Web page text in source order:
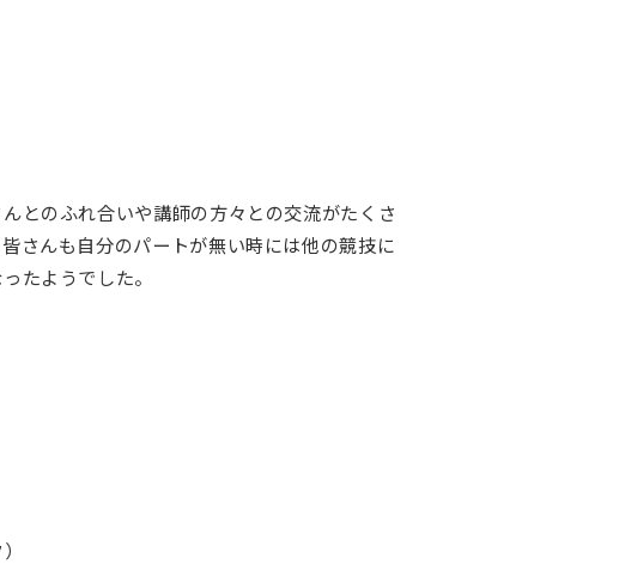
とのふれ合いや講師の方々との交流がたくさ
さんも自分のパートが無い時には他の競技に
たようでした。